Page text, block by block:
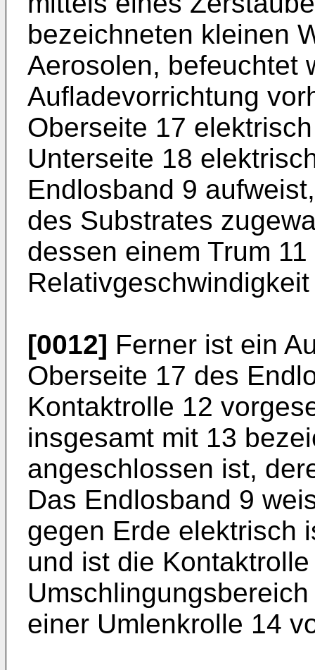
bezeichneten kleinen
Aerosolen, befeuchtet
Aufladevorrichtung
Oberseite 17
Unterseite 18
Endlosband 9
des Substrates
dessen einem Trum
[0012] Ferner ist ein
Oberseite 17 des
Kontaktrolle 12
insgesamt mit 13
angeschlossen ist,
Das Endlosband 9
gegen Erde elektrisch
und ist die
einer Umlenkrolle 14